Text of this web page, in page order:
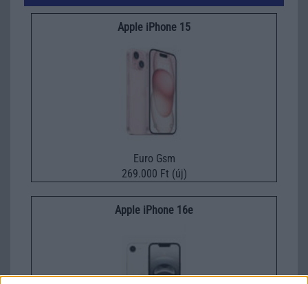
Apple iPhone 15
Euro Gsm
269.000 Ft (új)
Apple iPhone 16e